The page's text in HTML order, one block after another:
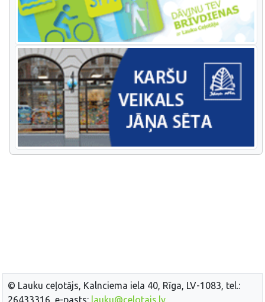
© Lauku ceļotājs, Kalnciema iela 40, Rīga, LV-1083, tel.:
26433316, e-pasts: lauku@celotajs.lv